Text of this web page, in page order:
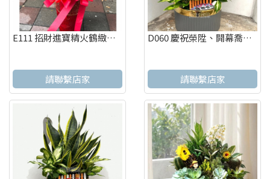
E111 招財進寶精火鶴緻盆 喬遷之喜 榮陞誌喜盆栽
請聯繫店家
D060 慶祝榮陞、開幕喬遷、參展成功、招財進寶盆栽
請聯繫店家